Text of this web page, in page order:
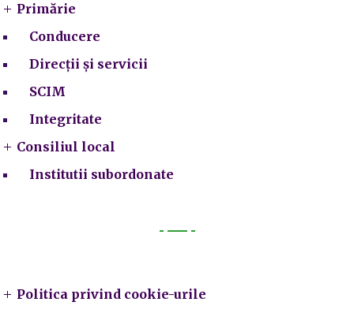
Primărie
Conducere
Direcții și servicii
SCIM
Integritate
Consiliul local
Institutii subordonate
Politica privind cookie-urile